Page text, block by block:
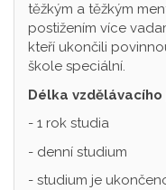
těžkým a těžkým
postižením více
kteří ukončili
škole speciální.
Délka
- 1 rok studia
- denní studium
- studium je